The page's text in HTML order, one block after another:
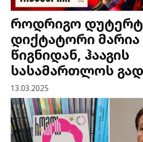
როდრიგო
დიქტატორი მარია
წიგნიდან, ჰააგის
სასამართლოს
13.03.2025